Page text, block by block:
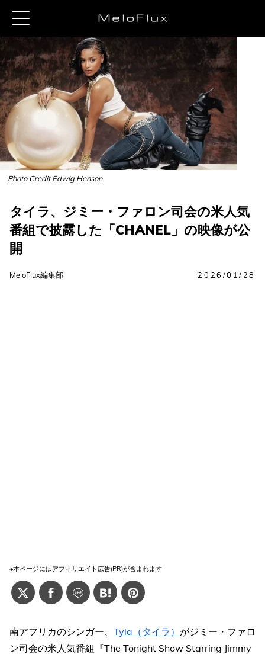
Photo Credit Edwig Henson
タイラ、ジミー・ファロン司会の米人気
番組で披露した「CHANEL」の映像が公
開
MeloFlux編集部 2026/01/28
※本ページにはアフィリエイト広告(PR)が含まれます
南アフリカのシンガー、 Tyla（タイラ） がジミー・ファロ
ン司会の米人気番組『The Tonight Show Starring Jimmy